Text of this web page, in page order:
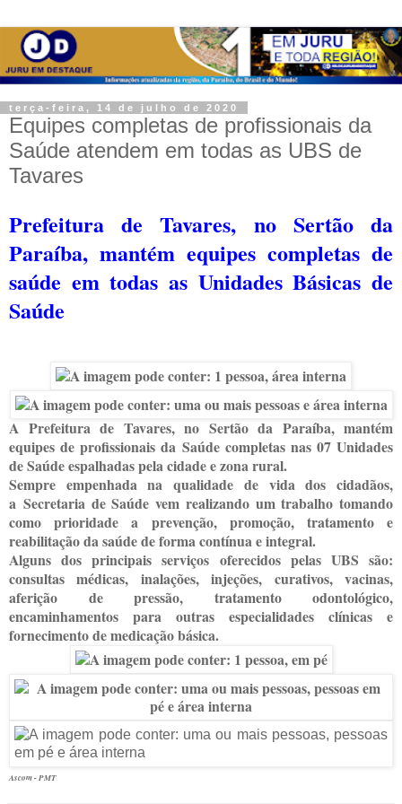
terça-feira, 14 de julho de 2020
Equipes completas de profissionais da
Saúde atendem em todas as UBS de
Tavares
Prefeitura de Tavares, no Sertão da
Paraíba, mantém equipes completas de
saúde em todas as Unidades Básicas de
Saúde
A Prefeitura de Tavares, no Sertão da Paraíba, mantém
equipes de profissionais da Saúde completas nas 07 Unidades
de Saúde espalhadas pela cidade e zona rural.
Sempre empenhada na qualidade de vida dos cidadãos,
a Secretaria de Saúde vem realizando um trabalho tomando
como prioridade a prevenção, promoção, tratamento e
reabilitação da saúde de forma contínua e integral.
Alguns dos principais serviços oferecidos pelas UBS são:
consultas médicas, inalações, injeções, curativos, vacinas,
aferição de pressão, tratamento odontológico,
encaminhamentos para outras especialidades clínicas e
fornecimento de medicação básica.
Ascom - PMT